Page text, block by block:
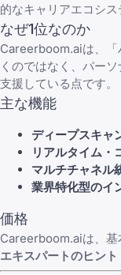
的なキャリアエコシス
なぜ1位なのか
Careerboom.aiは、「
くのではなく、パー
支援している点です。
主な機能
ディープスキャ
リアルタイム・
マルチチャネル
業界特化型のイ
価格
Careerboom.aiは、基
エキスパートのヒント